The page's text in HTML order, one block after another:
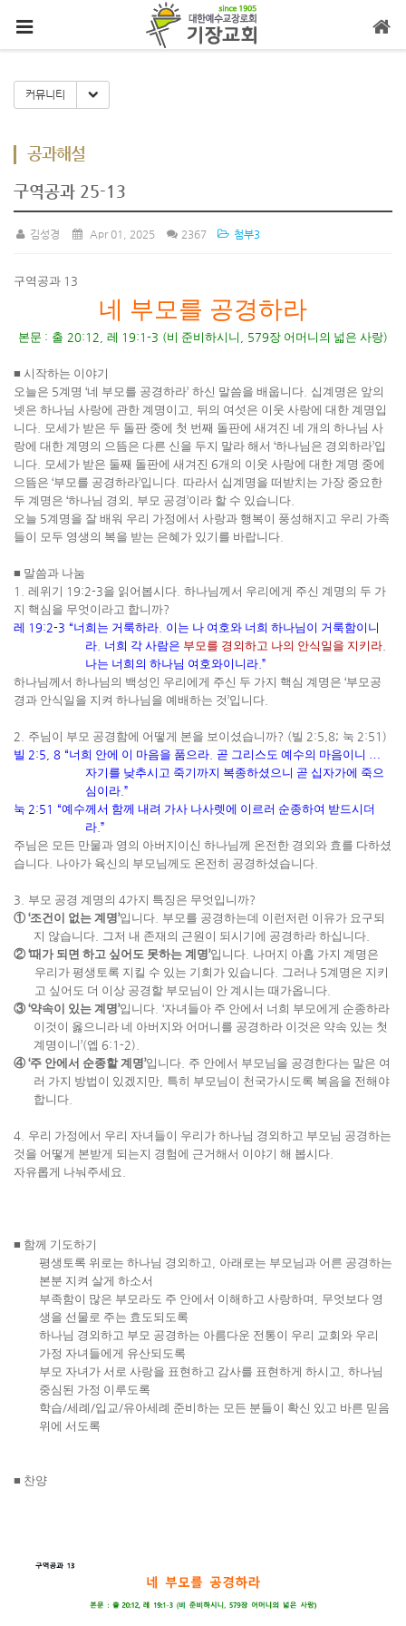
커뮤니티 Toggle Dropdown
공과해설
구역공과 25-13
김성경 Apr 01, 2025 2367 첨부3
구역공과 13
네 부모를 공경하라
본문 : 출 20:12, 레 19:1-3 (비 준비하시니 , 579장 어머니의 넓은 사랑)
■ 시작하는 이야기
오늘은 5계명 ‘네 부모를 공경하라’ 하신 말씀을 배웁니다 십계명은 앞의
넷은 하나님 사랑에 관한 계명이고
뒤의 여섯은 이웃 사랑에 대한 계명입
니다 모세가 받은 두 돌판 중에 첫 번째 돌판에 새겨진 네 개의 하나님 사
랑에 대한 계명의 으뜸은 다른 신을 두지 말라 해서 ‘하나님은 경외하라’입
니다 모세가 받은 둘째 돌판에 새겨진 6개의 이웃 사랑에 대한 계명 중에
으뜸은 ‘부모를 공경하라’입니다 따라서 십계명을 떠받치는 가장 중요한
두 계명은 ‘하나님 경외 부모 공경’이라 할 수 있습니다
오늘 5계명을 잘 배워 우리 가정에서 사랑과 행복이 풍성해지고 우리 가족
들이 모두 영생의 복을 받는 은혜가 있기를 바랍니다
■ 말씀과 나눔
1. 레위기 19:2-3을 읽어봅시다 하나님께서 우리에게 주신 계명의 두 가
지 핵심을 무엇이라고 합니까?
레 19:2-3 “너희는 거룩하라 이는 나 여호와 너희 하나님이 거룩함이니
라. 너희 각 사람은 부모를 경외하고 나의 안식일을 지키라.
나는 너희의 하나님 여호와이니라.”
하나님께서 하나님의 백성인 우리에게 주신 두 가지 핵심 계명은 ‘부모공
경과 안식일을 지켜 하나님을 예배하는 것’입니다
2. 주님이 부모 공경함에 어떻게 본을 보이셨습니까? (빌 2:5,8; 눅 2:51)
빌 2:5, 8 “너희 안에 이 마음을 품으라 곧 그리스도 예수의 마음이니 …
자기를 낮추시고 죽기까지 복종하셨으니 곧 십자가에 죽으
심이라.”
눅 2:51 “예수께서 함께 내려 가사 나사렛에 이르러 순종하여 받드시더
라.”
주님은 모든 만물과 영의 아버지이신 하나님께 온전한 경외와 효를 다하셨
습니다 나아가 육신의 부모님께도 온전히 공경하셨습니다
3. 부모 공경 계명의 4가지 특징은 무엇입니까?
① ‘조건이 없는 계명’입니다 부모를 공경하는데 이런저런 이유가 요구되
지 않습니다 그저 내 존재의 근원이 되시기에 공경하라 하십니다
② ‘때가 되면 하고 싶어도 못하는 계명’입니다 나머지 아홉 가지 계명은
우리가 평생토록 지킬 수 있는 기회가 있습니다 그러나 5계명은 지키
고 싶어도 더 이상 공경할 부모님이 안 계시는 때가옵니다
③ ‘약속이 있는 계명’입니다 . ‘자녀들아 주 안에서 너희 부모에게 순종하라
이것이 옳으니라 네 아버지와 어머니를 공경하라 이것은 약속 있는 첫
계명이니’(엡 6:1-2).
④ ‘주 안에서 순종할 계명’입니다 주 안에서 부모님을 공경한다는 말은 여
러 가지 방법이 있겠지만 특히 부모님이 천국가시도록 복음을 전해야
합니다
4. 우리 가정에서 우리 자녀들이 우리가 하나님 경외하고 부모님 공경하는
것을 어떻게 본받게 되는지 경험에 근거해서 이야기 해 봅시다
자유롭게 나눠주세요
■ 함께 기도하기
평생토록 위로는 하나님 경외하고
아래로는 부모님과 어른 공경하는
본분 지켜 살게 하소서
부족함이 많은 부모라도 주 안에서 이해하고 사랑하며
무엇보다 영
생을 선물로 주는 효도되도록
하나님 경외하고 부모 공경하는 아름다운 전통이 우리 교회와 우리
가정 자녀들에게 유산되도록
부모 자녀가 서로 사랑을 표현하고 감사를 표현하게 하시고 하나님
중심된 가정 이루도록
학습/세례/입교/유아세례 준비하는 모든 분들이 확신 있고 바른 믿음
위에 서도록
■ 찬양